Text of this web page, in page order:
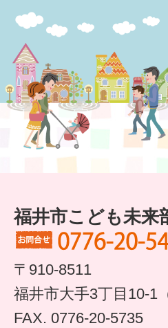
福井市こども未来
〒910-8511
福井市大手3丁目10-1
FAX. 0776-20-5735
食育
福井市図書館オスス
お出かけ情報
病気・けが 基本情報
パパもママも子育て
ソーシャルメディア
すまいるサポート行